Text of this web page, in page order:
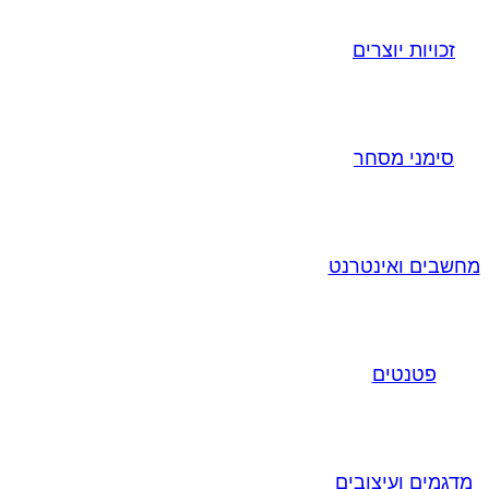
זכויות יוצרים
סימני מסחר
מחשבים ואינטרנט
פטנטים
מדגמים ועיצובים